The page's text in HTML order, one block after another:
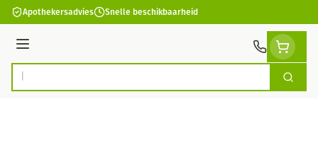
Ga naar de inhoud
Apothekersadvies Snelle beschikbaarheid
Menu
Product, merk, categorie... Zoek